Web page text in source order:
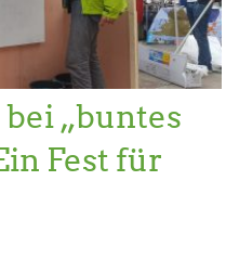
„buntes
Fest für